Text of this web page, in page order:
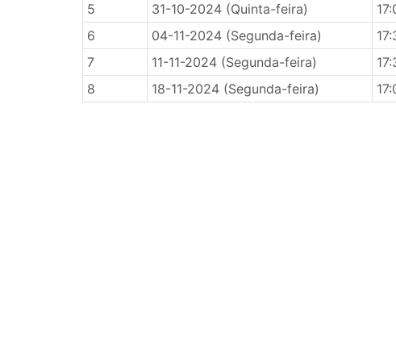
5
31-10-2024 (Quinta-feira)
6
04-11-2024 (Segunda-feira)
7
11-11-2024 (Segunda-feira)
8
18-11-2024 (Segunda-feira)